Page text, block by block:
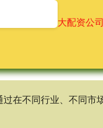
十大配资公
在不同行业、不同市